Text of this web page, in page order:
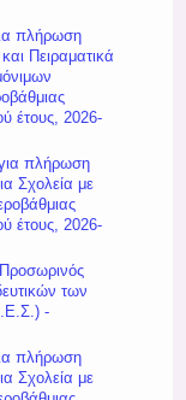
πλήρωση
Πειραματικά
έτους, 2026-
πλήρωση
Σχολεία με
έτους, 2026-
των
-
πλήρωση
Σχολεία με